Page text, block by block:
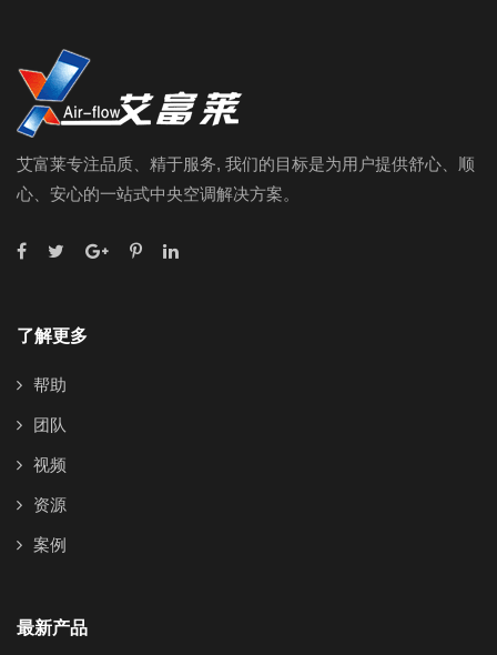
艾富莱专注品质、精于服务, 我们的目标是为用户提供舒心、顺
心、安心的一站式中央空调解决方案。
了解更多
帮助
团队
视频
资源
案例
最新产品